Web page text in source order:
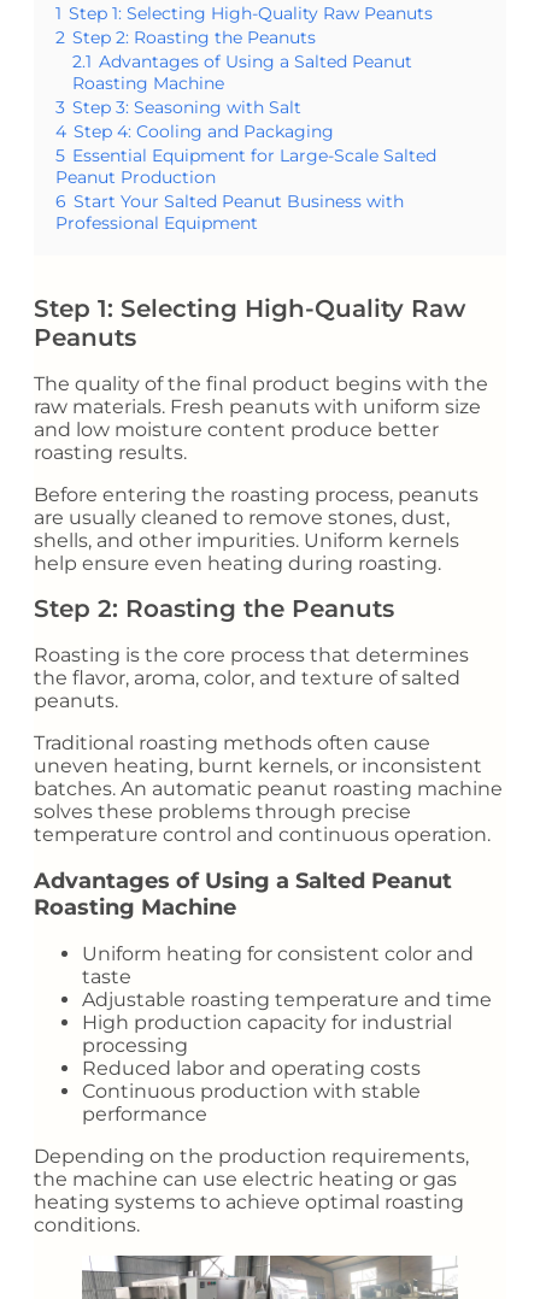
1 Step 1: Selecting High-Quality Raw Peanuts
2 Step 2: Roasting the Peanuts
2.1 Advantages of Using a Salted Peanut
Roasting Machine
3 Step 3: Seasoning with Salt
4 Step 4: Cooling and Packaging
5 Essential Equipment for Large-Scale Salted
Peanut Production
6 Start Your Salted Peanut Business with
Professional Equipment
Step 1: Selecting High-Quality Raw
Peanuts
The quality of the final product begins with the
raw materials. Fresh peanuts with uniform size
and low moisture content produce better
roasting results.
Before entering the roasting process, peanuts
are usually cleaned to remove stones, dust,
shells, and other impurities. Uniform kernels
help ensure even heating during roasting.
Step 2: Roasting the Peanuts
Roasting is the core process that determines
the flavor, aroma, color, and texture of salted
peanuts.
Traditional roasting methods often cause
uneven heating, burnt kernels, or inconsistent
batches. An automatic peanut roasting machine
solves these problems through precise
temperature control and continuous operation.
Advantages of Using a Salted Peanut
Roasting Machine
Uniform heating for consistent color and
taste
Adjustable roasting temperature and time
High production capacity for industrial
processing
Reduced labor and operating costs
Continuous production with stable
performance
Depending on the production requirements,
the machine can use electric heating or gas
heating systems to achieve optimal roasting
conditions.